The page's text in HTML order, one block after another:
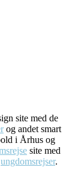
site med de
og andet smart
i Århus og
site med
ungdomsrejser.